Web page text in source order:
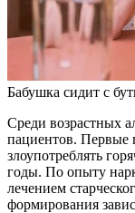
Бабушка сидит с
Среди возрастных
пациентов. Первые
злоупотреблять
годы. По опыту
лечением
формирования